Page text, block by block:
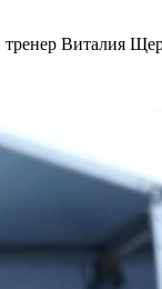
Виталия